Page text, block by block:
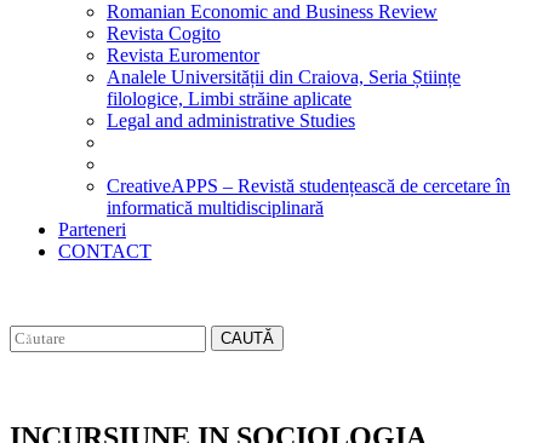
Romanian Economic and Business Review
Revista Cogito
Revista Euromentor
Analele Universității din Craiova, Seria Științe
filologice, Limbi străine aplicate
Legal and administrative Studies
CreativeAPPS – Revistă studențească de cercetare în
informatică multidisciplinară
Parteneri
CONTACT
CAUTĂ